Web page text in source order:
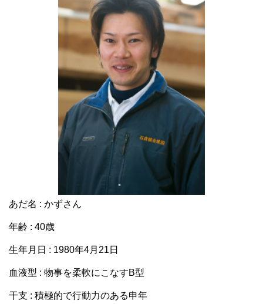
あだ名 : かずさん
年齢 : 40歳
生年月日 : 1980年4月21日
血液型 : 物事を柔軟にこなすB型
干支 : 積極的で行動力のある申年